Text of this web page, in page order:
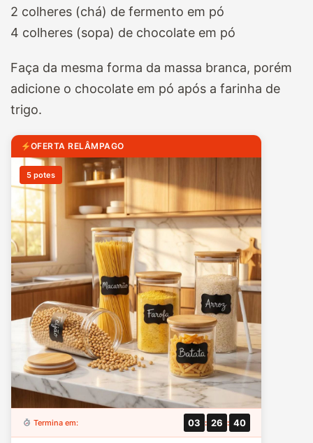
2 colheres (chá) de fermento em pó
4 colheres (sopa) de chocolate em pó
Faça da mesma forma da massa branca, porém
adicione o chocolate em pó após a farinha de
trigo.
OFERTA RELÂMPAGO
5 potes
Termina em: 03 : 26 : 38